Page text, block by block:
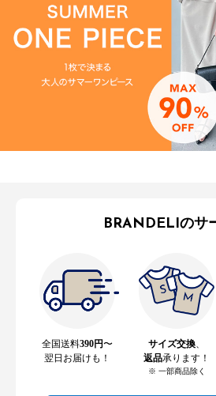
BRANDELIのサ
全国送料390円〜
翌日お届けも！
サイズ交換
返品承ります！
※ 一部商品除く